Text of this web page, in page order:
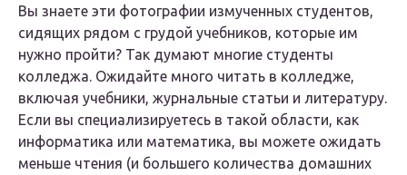
Вы знаете эти фотографии измученных студентов,
сидящих рядом с грудой учебников, которые им
нужно пройти? Так думают многие студенты
колледжа. Ожидайте много читать в колледже,
включая учебники, журнальные статьи и литературу.
Если вы специализируетесь в такой области, как
информатика или математика, вы можете ожидать
меньше чтения (и большего количества домашних